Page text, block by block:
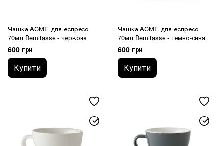
Чашка ACME для еспресо
70мл Demitasse - червона
600 грн
Купити
Чашка ACME для еспресо
70мл Demitasse - темно-синя
600 грн
Купити